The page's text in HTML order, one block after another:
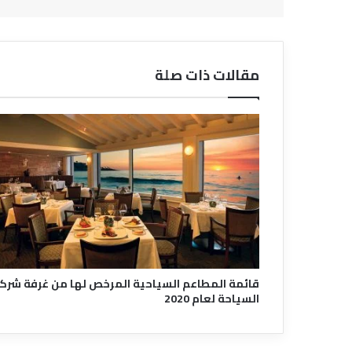
مقالات ذات صلة
قائمة المطاعم السياحية المرخص لها من غرفة
السياحة لعام 2020